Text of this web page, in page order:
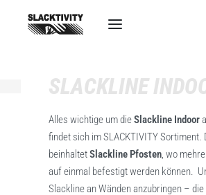
SLACKLINE
Alles wichtige um dieSlackline Indoor
findet sich im SLACKTIVITY Sortiment.
beinhaltetSlackline Pfosten, wo
auf einmal befestigt werden können.
Slackline an Wänden anzubringen –